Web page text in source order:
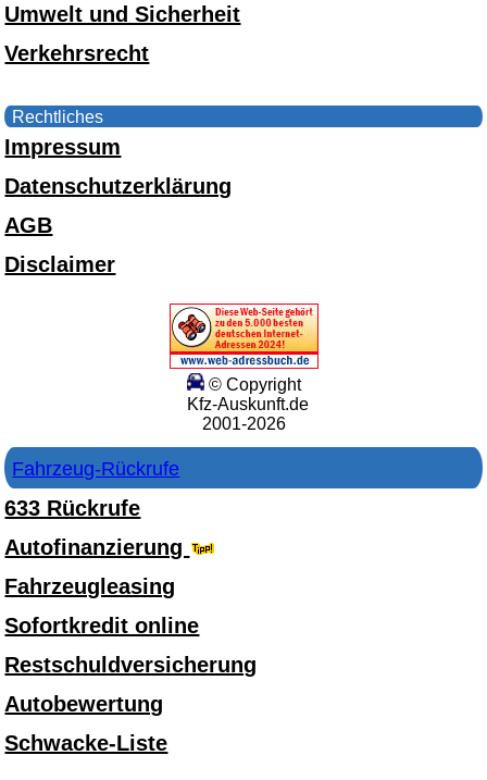
Umwelt und Sicherheit
Verkehrsrecht
Rechtliches
Impressum
Datenschutzerklärung
AGB
Disclaimer
© Copyright
Kfz-Auskunft.de
2001-2026
Fahrzeug-Rückrufe
633 Rückrufe
Autofinanzierung
Fahrzeugleasing
Sofortkredit online
Restschuldversicherung
Autobewertung
Schwacke-Liste